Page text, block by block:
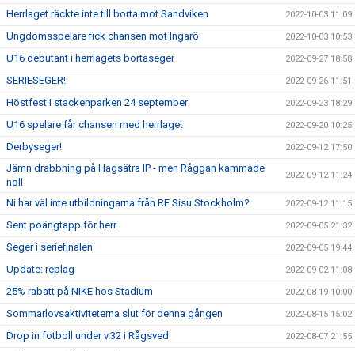
Herrlaget räckte inte till borta mot Sandviken 2022-10-03 11:09
Ungdomsspelare fick chansen mot Ingarö 2022-10-03 10:53
U16 debutant i herrlagets bortaseger 2022-09-27 18:58
SERIESEGER! 2022-09-26 11:51
Höstfest i stackenparken 24 september 2022-09-23 18:29
U16 spelare får chansen med herrlaget 2022-09-20 10:25
Derbyseger! 2022-09-12 17:50
Jämn drabbning på Hagsätra IP - men Råggan kammade
noll
2022-09-12 11:24
Ni har väl inte utbildningarna från RF Sisu Stockholm? 2022-09-12 11:15
Sent poängtapp för herr 2022-09-05 21:32
Seger i seriefinalen 2022-09-05 19:44
Update: replag 2022-09-02 11:08
25% rabatt på NIKE hos Stadium 2022-08-19 10:00
Sommarlovsaktiviteterna slut för denna gången 2022-08-15 15:02
Drop in fotboll under v.32 i Rågsved 2022-08-07 21:55